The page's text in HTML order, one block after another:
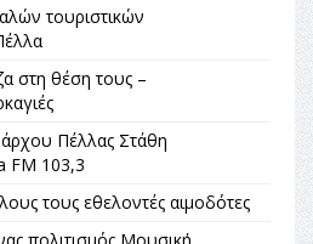
τουριστικών
στη θέση τους –
Πέλλας Στάθη
FM 103,3
τους εθελοντές αιμοδότες